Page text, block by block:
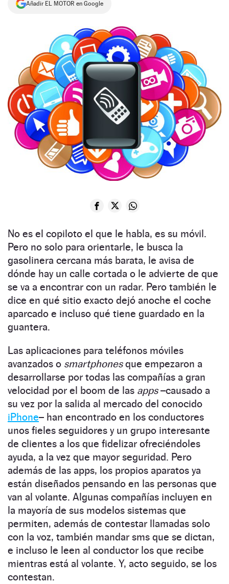
Añadir EL MOTOR en Google
No es el copiloto el que le habla, es su móvil.
Pero no solo para orientarle, le busca la
gasolinera cercana más barata, le avisa de
dónde hay un calle cortada o le advierte de que
se va a encontrar con un radar. Pero también le
dice en qué sitio exacto dejó anoche el coche
aparcado e incluso qué tiene guardado en la
guantera.
Las aplicaciones para teléfonos móviles
avanzados o smartphonesque empezaron a
desarrollarse por todas las compañías a gran
velocidad por el boom de las apps–causado a
su vez por la salida al mercado del conocido
iPhone– han encontrado en los conductores
unos fieles seguidores y un grupo interesante
de clientes a los que fidelizar ofreciéndoles
ayuda, a la vez que mayor seguridad. Pero
además de las apps, los propios aparatos ya
están diseñados pensando en las personas que
van al volante. Algunas compañías incluyen en
la mayoría de sus modelos sistemas que
permiten, además de contestar llamadas solo
con la voz, también mandar sms que se dictan,
e incluso le leen al conductor los que recibe
mientras está al volante. Y, acto seguido, se los
contestan.